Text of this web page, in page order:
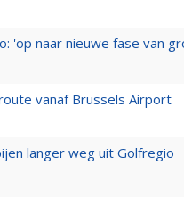
'op naar nieuwe fase van
vanaf Brussels Airport
langer weg uit Golfregio